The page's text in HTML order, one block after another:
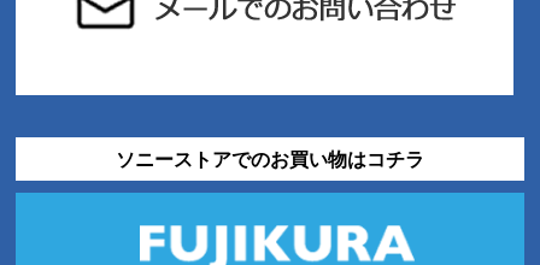
ソニーストアでのお買い物はコチラ